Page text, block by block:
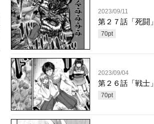
2023/09/11
第２７話「死闘」
70pt
2023/09/04
第２６話「戦士」
70pt